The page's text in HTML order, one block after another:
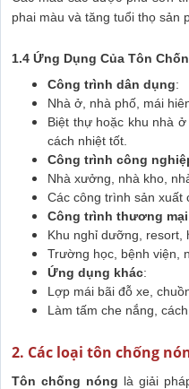
phai màu và tăng tuổi thọ sản
1.4 Ứng Dụng Của Tôn
Công trình dân dụng:
Nhà ở, nhà phố, mái
Biệt thự hoặc khu nhà
cách nhiệt tốt.
Công trình công
Nhà xưởng, nhà kho,
Các công trình sản xuất
Công trình thương
Khu nghỉ dưỡng, resort,
Trường học, bệnh viện,
Ứng dụng khác:
Lợp mái bãi đỗ xe,
Làm tấm che nắng,
2. Các loại tôn chống
Tôn chống nóng là giải